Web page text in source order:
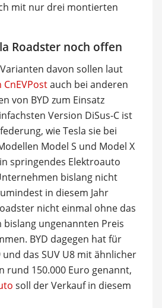
mit nur drei montierten
Roadster noch offen
davon sollen laut
auch bei anderen
von BYD zum Einsatz
Version DiSus-C ist
wie Tesla sie bei
Model S und Model X
springendes Elektroauto
bislang nicht
in diesem Jahr
nicht einmal ohne das
bislang ungenannten Preis
BYD dagegen hat für
und das SUV U8 mit ähnlicher
rund 150.000 Euro genannt,
soll der Verkauf in diesem